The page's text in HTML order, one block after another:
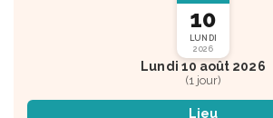
10
LUNDI
2026
Lundi 10 août 2026
(1 jour)
Lieu